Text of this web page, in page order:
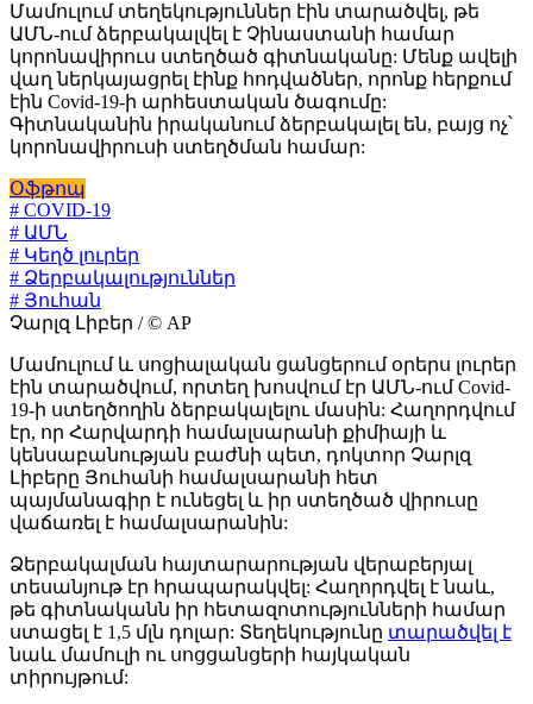
Մամուլում տեղեկություններ էին տարածվել, թե
ԱՄՆ-ում ձերբակալվել է Չինաստանի համար
կորոնավիրուս ստեղծած գիտնականը: Մենք ավելի
վաղ ներկայացրել էինք հոդվածներ, որոնք հերքում
էին Covid-19-ի արհեստական ծագումը:
Գիտնականին իրականում ձերբակալել են, բայց ոչ՝
կորոնավիրուսի ստեղծման համար:
Օֆթոպ
# COVID-19
# ԱՄՆ
# Կեղծ լուրեր
# Ձերբակալություններ
# Յուհան
Չարլզ Լիբեր / © AP
Մամուլում և սոցիալական ցանցերում օրերս լուրեր
էին տարածվում, որտեղ խոսվում էր ԱՄՆ-ում Covid-
19-ի ստեղծողին ձերբակալելու մասին: Հաղորդվում
էր, որ Հարվարդի համալսարանի քիմիայի և
կենսաբանության բաժնի պետ, դոկտոր Չարլզ
Լիբերը Յուհանի համալսարանի հետ
պայմանագիր է ունեցել և իր ստեղծած վիրուսը
վաճառել է համալսարանին:
Ձերբակալման հայտարարության վերաբերյալ
տեսանյութ էր հրապարակվել: Հաղորդվել է նաև,
թե գիտնականն իր հետազոտությունների համար
ստացել է 1,5 մլն դոլար: Տեղեկությունը տարածվել է
նաև մամուլի ու սոցցանցերի հայկական
տիրույթում: